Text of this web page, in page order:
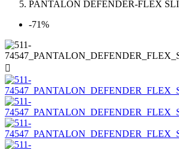
PANTALON DEFENDER-FLEX
-71%
